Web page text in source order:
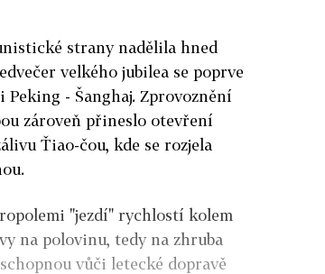
strany nadělila hned
velkého jubilea se poprve
- Šanghaj. Zprovoznění
zároveň přineslo otevření
Ťiao-čou, kde se rozjela
"jezdí" rychlostí kolem
na polovinu, tedy na zhruba
vůči letecké dopravě